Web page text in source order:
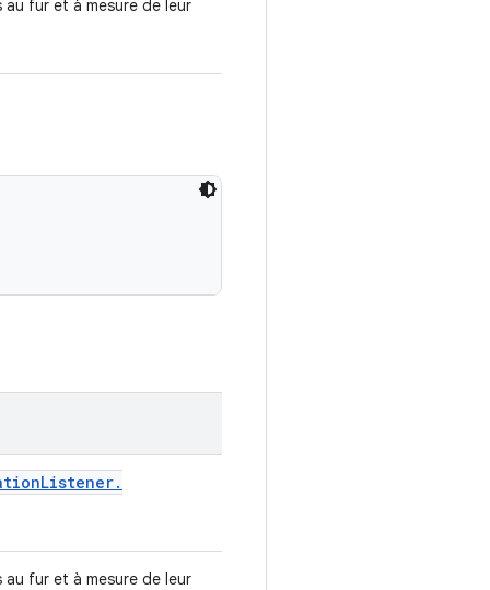
fur et à mesure de leur
Listener.
fur et à mesure de leur